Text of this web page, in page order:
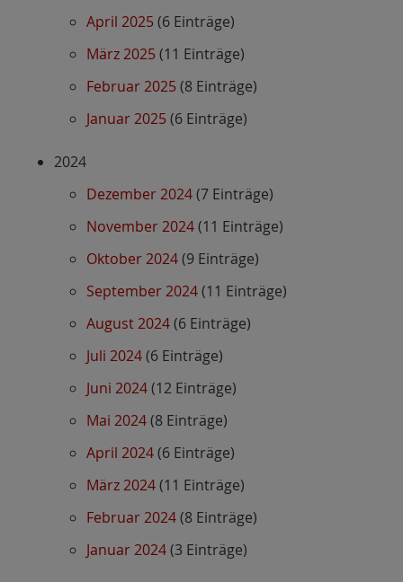
April 2025(6 Einträge)
März 2025(11 Einträge)
Februar 2025(8 Einträge)
Januar 2025(6 Einträge)
2024
Dezember 2024(7 Einträge)
November 2024(11 Einträge)
Oktober 2024(9 Einträge)
September 2024(11 Einträge)
August 2024(6 Einträge)
Juli 2024(6 Einträge)
Juni 2024(12 Einträge)
Mai 2024(8 Einträge)
April 2024(6 Einträge)
März 2024(11 Einträge)
Februar 2024(8 Einträge)
Januar 2024(3 Einträge)